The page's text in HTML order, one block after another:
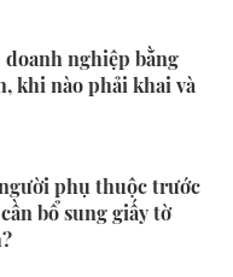
doanh nghiệp bằng
khi nào phải khai và
phụ thuộc trước
bổ sung giấy tờ